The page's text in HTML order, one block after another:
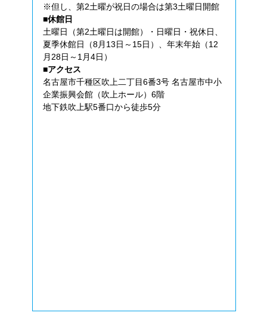
※但し、第2土曜が祝日の場合は第3土曜日開館
■休館日
土曜日（第2土曜日は開館）・日曜日・祝休日、
夏季休館日（8月13日～15日）、年末年始（12
月28日～1月4日）
■アクセス
名古屋市千種区吹上二丁目6番3号 名古屋市中小
企業振興会館（吹上ホール）6階
地下鉄吹上駅5番口から徒歩5分